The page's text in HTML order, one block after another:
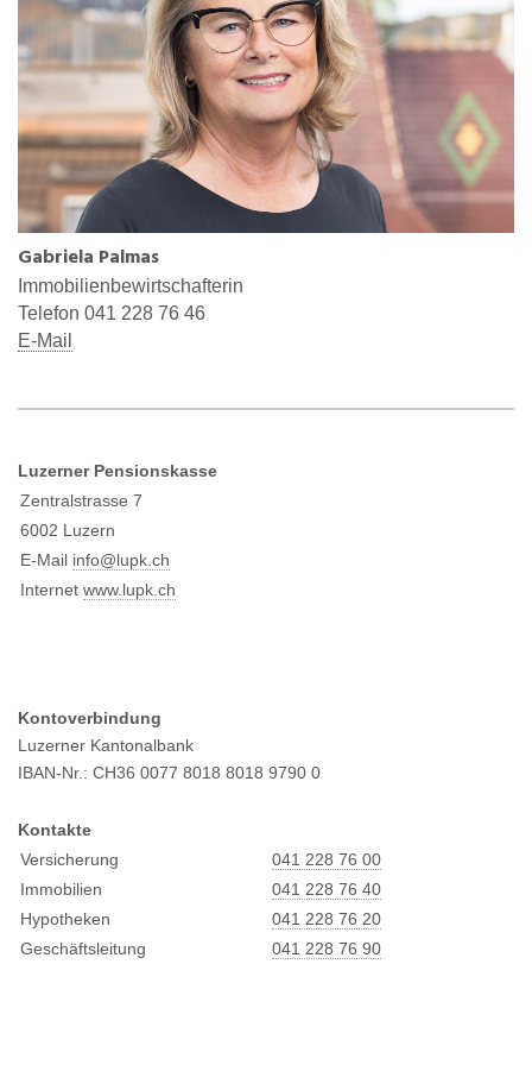
Gabriela Palmas
Immobilienbewirtschafterin
Telefon 041 228 76 46
E-Mail
Luzerner Pensionskasse
Zentralstrasse 7
6002 Luzern
E-Mail info@lupk.ch
Internet www.lupk.ch
Kontoverbindung
Luzerner Kantonalbank
IBAN-Nr.: CH36 0077 8018 8018 9790 0
Kontakte
Versicherung
041 228 76 00
Immobilien
041 228 76 40
Hypotheken
041 228 76 20
Geschäftsleitung
041 228 76 90